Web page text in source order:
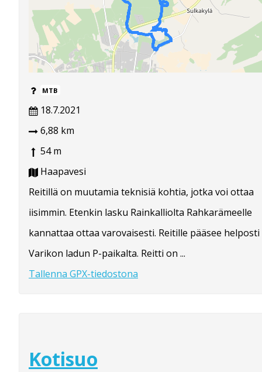
MTB
18.7.2021
6,88 km
54 m
Haapavesi
Reitillä on muutamia teknisiä kohtia, jotka voi ottaa
iisimmin. Etenkin lasku Rainkalliolta Rahkarämeelle
kannattaa ottaa varovaisesti. Reitille pääsee helposti
Varikon ladun P-paikalta. Reitti on ...
Tallenna GPX-tiedostona
Kotisuo